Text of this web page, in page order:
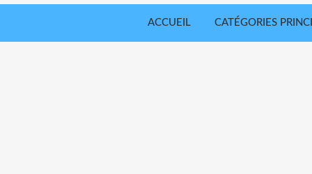
ACCUEIL CATÉGORIES